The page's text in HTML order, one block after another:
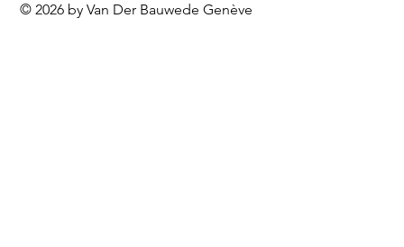
© 2026 by Van Der Bauwede Genève